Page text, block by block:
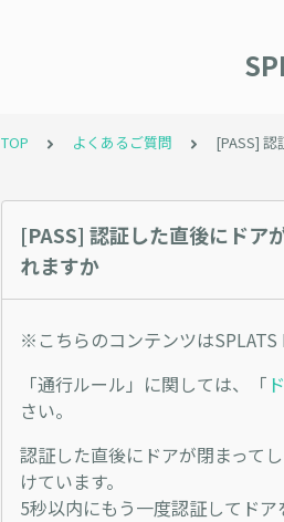
TOP よくあるご質問 [PASS]
[PASS] 認証した直後にドア
れますか
※こちらのコンテンツはSPLATS
「通行ルール」に関しては、「
さい。
認証した直後にドアが閉まって
けています。
5秒以内にもう一度認証してド